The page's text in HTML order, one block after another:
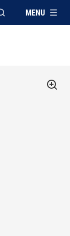
APRI FINESTRA
MENU